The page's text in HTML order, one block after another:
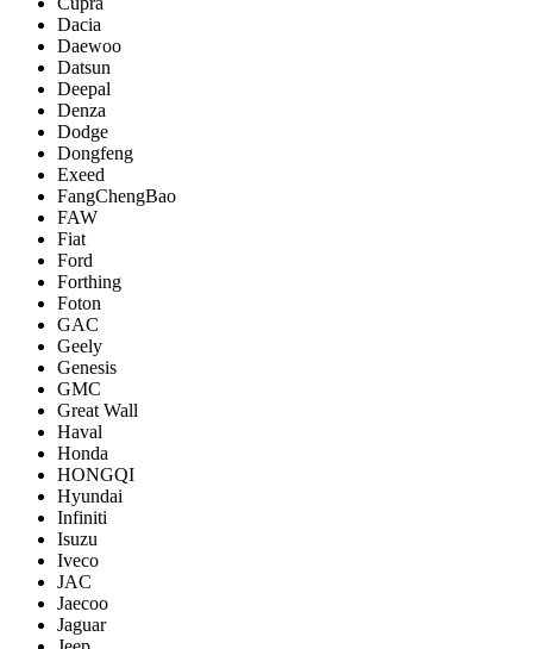
Dacia
Daewoo
Datsun
Deepal
Denza
Dodge
Dongfeng
Exeed
FangChengBao
FAW
Fiat
Ford
Forthing
Foton
GAC
Geely
Genesis
GMC
Great Wall
Haval
Honda
HONGQI
Hyundai
Infiniti
Isuzu
Iveco
JAC
Jaecoo
Jaguar